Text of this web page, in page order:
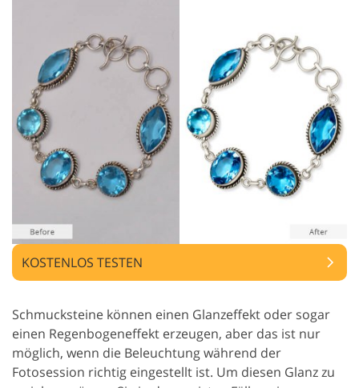
KOSTENLOS TESTEN
Schmucksteine können einen Glanzeffekt oder sogar
einen Regenbogeneffekt erzeugen, aber das ist nur
möglich, wenn die Beleuchtung während der
Fotosession richtig eingestellt ist. Um diesen Glanz zu